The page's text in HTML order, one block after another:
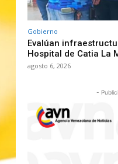
Gobierno
Evalúan
Hospital de Catia La
agosto 6, 2026
-